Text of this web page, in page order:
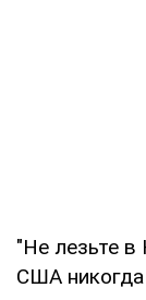
"Не лезьте
США никогда